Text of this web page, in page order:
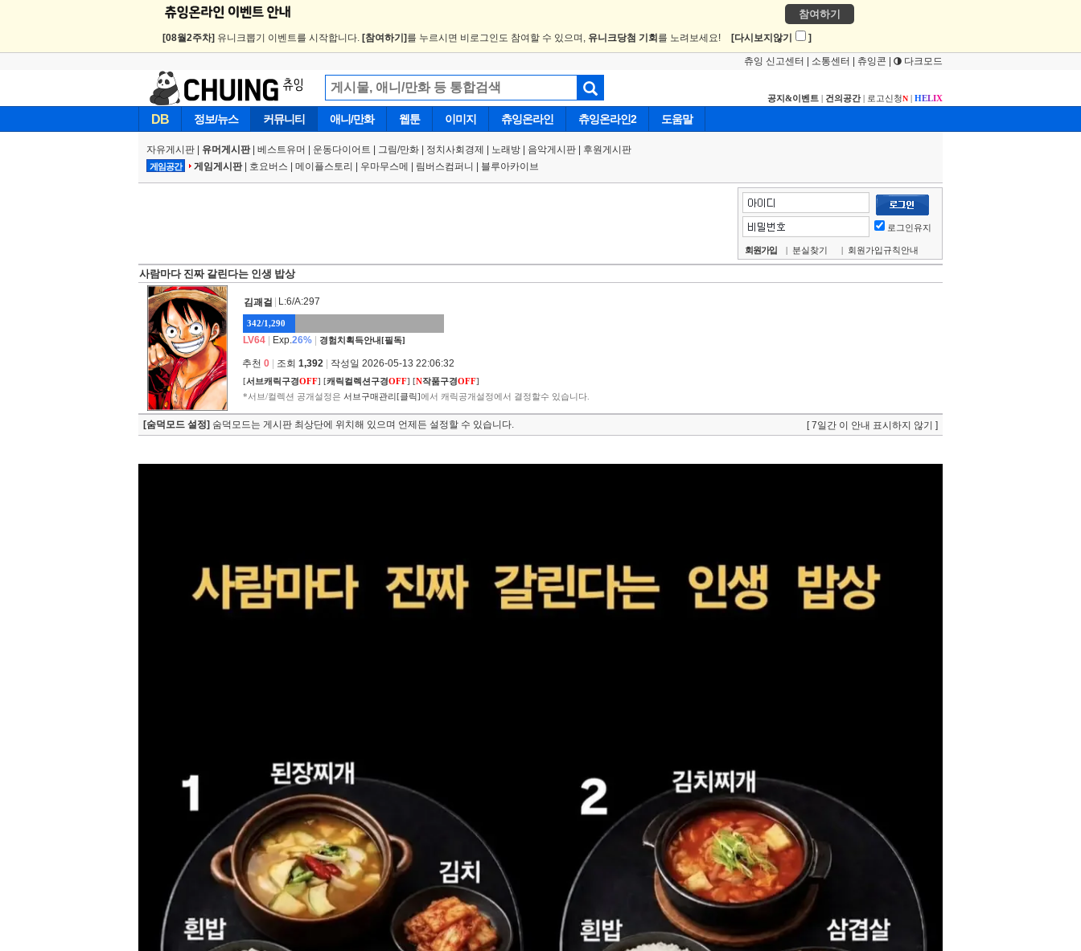
참여하기
[08월2주차] 유니크뽑기 이벤트를 시작합니다. [참여하기] 를 누르시면 비로그인도 참여할 수 있으며, 유니크당첨 기회 를 노려보세요! [다시보지않기 ]
츄잉 신고센터 소통센터 츄잉콘 다크모드
공지&이벤트 | 건의공간| 로고신청N | HELIX
DB 정보/뉴스 커뮤니티 애니/만화 웹툰 이미지 츄잉온라인 츄잉온라인2 도움말
자유게시판 유머게시판| 베스트유머 운동다이어트 | 그림/만화 정치사회경제 노래방 음악게시판 후원게시판
게임공간 게임게시판| 호요버스 메이플스토리 우마무스메 림버스컴퍼니 블루아카이브
로그인유지
회원가입 | 분실찾기 | 회원가입규칙안내
사람마다 진짜 갈린다는 인생 밥상
김괘걸 L:6/A:297
342/1,290
LV64 Exp.26% 경험치획득안내[필독]
추천 0 조회 1,392 작성일 2026-05-13 22:06:32
[서브캐릭구경OFF] [캐릭컬렉션구경OFF] [N작품구경OFF]
*서브/컬렉션 공개설정은 서브구매관리[클릭]에서 캐릭공개설정에서 결정할수 있습니다.
[숨덕모드 설정] 숨덕모드는 게시판 최상단에 위치해 있으며 언제든 설정할 수 있습니다. [ 7일간 이 안내 표시하지 않기 ]